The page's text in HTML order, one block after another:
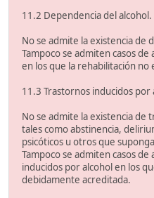
11.2 Dependencia del alcohol.
No se admite la existencia de
Tampoco se admiten casos
en los que la rehabilitación
11.3 Trastornos inducidos por
No se admite la existencia de
tales como abstinencia,
psicóticos u otros que
Tampoco se admiten casos
inducidos por alcohol en los
debidamente acreditada.